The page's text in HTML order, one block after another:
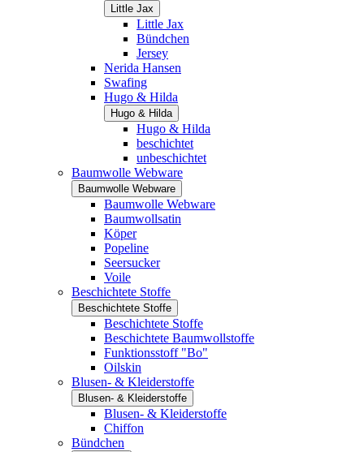
Little Jax
Little Jax
Bündchen
Jersey
Nerida Hansen
Swafing
Hugo & Hilda
Hugo & Hilda
Hugo & Hilda
beschichtet
unbeschichtet
Baumwolle Webware
Baumwolle Webware
Baumwolle Webware
Baumwollsatin
Köper
Popeline
Seersucker
Voile
Beschichtete Stoffe
Beschichtete Stoffe
Beschichtete Stoffe
Beschichtete Baumwollstoffe
Funktionsstoff "Bo"
Oilskin
Blusen- & Kleiderstoffe
Blusen- & Kleiderstoffe
Blusen- & Kleiderstoffe
Chiffon
Bündchen